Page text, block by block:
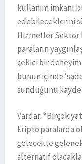
kullanım imkanı
edebileceklerini
Hizmetler Sektör
paraların
çekici bir
bunun içinde
sunduğunu
Vardar, “Birçok
kripto paralarda
gelecekte
alternatif